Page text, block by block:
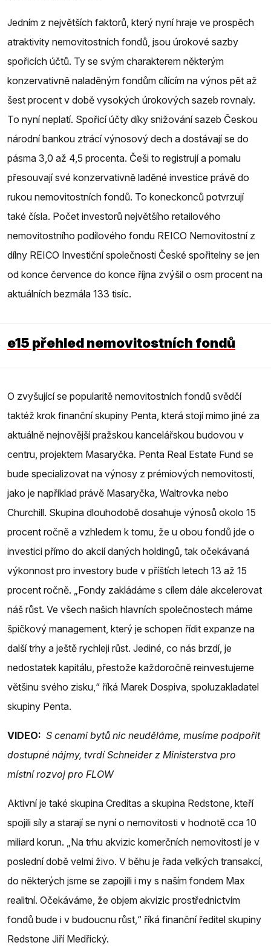
Jedním z největších faktorů, který nyní hraje ve prospěch
atraktivity nemovitostních fondů, jsou úrokové sazby
spořicích účtů. Ty se svým charakterem některým
konzervativně naladěným fondům cílícím na výnos pět až
šest procent v době vysokých úrokových sazeb rovnaly.
To nyní neplatí. Spořicí účty díky snižování sazeb Českou
národní bankou ztrácí výnosový dech a dostávají se do
pásma 3,0 až 4,5 procenta. Češi to registrují a pomalu
přesouvají své konzervativně laděné investice právě do
rukou nemovitostních fondů. To koneckonců potvrzují
také čísla. Počet investorů největšího retailového
nemovitostního podílového fondu REICO Nemovitostní z
dílny REICO Investiční společnosti České spořitelny se jen
od konce července do konce října zvýšil o osm procent na
aktuálních bezmála 133 tisíc.
e15 přehled nemovitostních fondů
O zvyšující se popularitě nemovitostních fondů svědčí
taktéž krok finanční skupiny Penta, která stojí mimo jiné za
aktuálně nejnovější pražskou kancelářskou budovou v
centru, projektem Masaryčka. Penta Real Estate Fund se
bude specializovat na výnosy z prémiových nemovitostí,
jako je například právě Masaryčka, Waltrovka nebo
Churchill. Skupina dlouhodobě dosahuje výnosů okolo 15
procent ročně a vzhledem k tomu, že u obou fondů jde o
investici přímo do akcií daných holdingů, tak očekávaná
výkonnost pro investory bude v příštích letech 13 až 15
procent ročně. „Fondy zakládáme s cílem dále akcelerovat
náš růst. Ve všech našich hlavních společnostech máme
špičkový management, který je schopen řídit expanze na
další trhy a ještě rychleji růst. Jediné, co nás brzdí, je
nedostatek kapitálu, přestože každoročně reinvestujeme
většinu svého zisku,“ říká Marek Dospiva, spoluzakladatel
skupiny Penta.
VIDEO: S cenami bytů nic neuděláme, musíme podpořit
dostupné nájmy, tvrdí Schneider z Ministerstva pro
místní rozvoj pro FLOW
Aktivní je také skupina Creditas a skupina Redstone, kteří
spojili síly a starají se nyní o nemovitosti v hodnotě cca 10
miliard korun. „Na trhu akvizic komerčních nemovitostí je v
poslední době velmi živo. V běhu je řada velkých transakcí,
do některých jsme se zapojili i my s naším fondem Max
realitní. Očekáváme, že objem akvizic prostřednictvím
fondů bude i v budoucnu růst,“ říká finanční ředitel skupiny
Redstone Jiří Medřický.